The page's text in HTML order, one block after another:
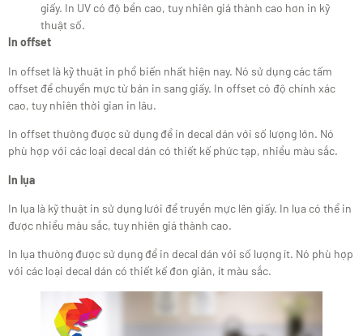
giấy. In UV có độ bền cao, tuy nhiên giá thành cao hơn in kỹ
thuật số.
In offset
In offset là kỹ thuật in phổ biến nhất hiện nay. Nó sử dụng các tấm
offset để chuyển mực từ bản in sang giấy. In offset có độ chính xác
cao, tuy nhiên thời gian in lâu.
In offset thường được sử dụng để in decal dán với số lượng lớn. Nó
phù hợp với các loại decal dán có thiết kế phức tạp, nhiều màu sắc.
In lụa
In lụa là kỹ thuật in sử dụng lưới để truyền mực lên giấy. In lụa có thể in
được nhiều màu sắc, tuy nhiên giá thành cao.
In lụa thường được sử dụng để in decal dán với số lượng ít. Nó phù hợp
với các loại decal dán có thiết kế đơn giản, ít màu sắc.